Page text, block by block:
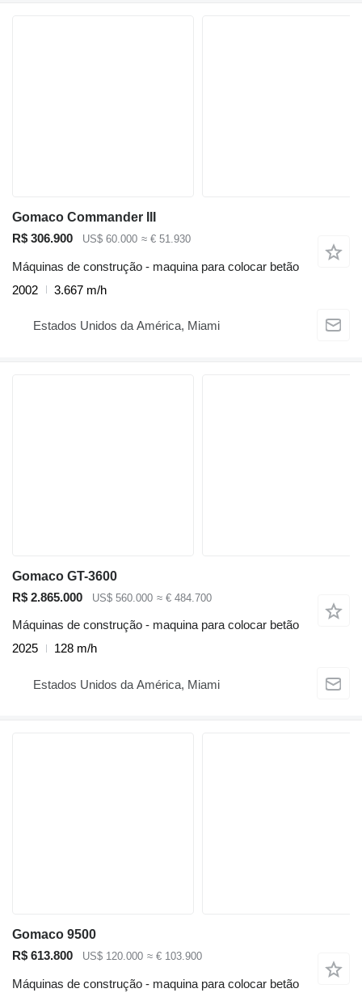
Gomaco Commander III
R$ 306.900
US$ 60.000 ≈ € 51.930
Máquinas de construção - maquina para colocar betão
2002
3.667 m/h
Estados Unidos da América, Miami
Gomaco GT-3600
R$ 2.865.000
US$ 560.000 ≈ € 484.700
Máquinas de construção - maquina para colocar betão
2025
128 m/h
Estados Unidos da América, Miami
Gomaco 9500
R$ 613.800
US$ 120.000 ≈ € 103.900
Máquinas de construção - maquina para colocar betão